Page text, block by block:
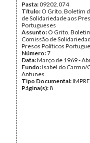
Pasta:09202.074
Título: O Grito. Boletim
de Solidariedade aos
Portugueses
Assunto: O Grito.
Comissão de
Presos Políticos
Número:7
Data:Março de 1969 -
Fundo:Isabel do Carmo/
Antunes
Tipo Documental:
Página(s): 8